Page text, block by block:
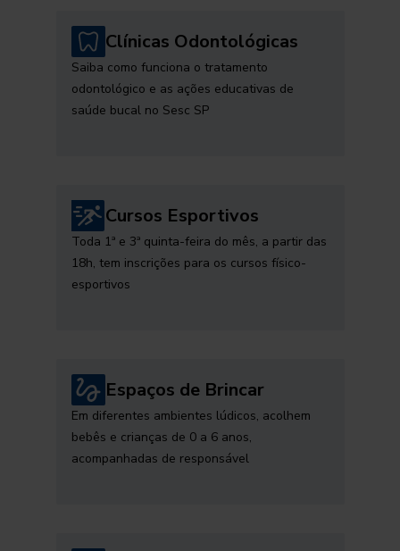
Clínicas Odontológicas
Saiba como funciona o tratamento
odontológico e as ações educativas de
saúde bucal no Sesc SP
Cursos Esportivos
Toda 1ª e 3ª quinta-feira do mês, a partir das
18h, tem inscrições para os cursos físico-
esportivos
Espaços de Brincar
Em diferentes ambientes lúdicos, acolhem
bebês e crianças de 0 a 6 anos,
acompanhadas de responsável